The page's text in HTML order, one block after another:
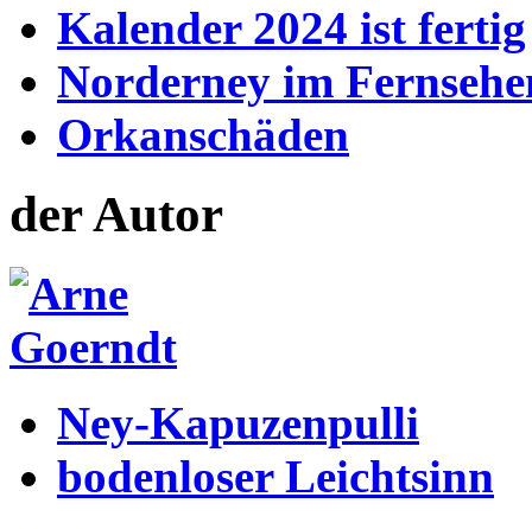
Kalender 2024 ist fertig
Norderney im
Orkanschäden
der Autor
Ney-Kapuzenpulli
bodenloser Leichtsinn